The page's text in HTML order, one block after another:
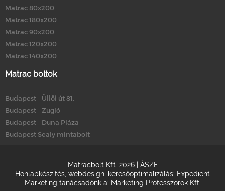
Matrac 80x200
Matrac 180x200
Matrac 90x200
Matrac 120x200
Matrac 140x200
Matrac boltok
Budapest - Üllői út 81.
Budapest - Zugló
Budapest - Duna Pláza
Budapest Sealy mintabolt
Matracbolt Kft. 2026 | ÁSZF
Honlapkészítés webdesign keresőoptimalizálás: Expedient
Marketing tanácsadónk a: Marketing Professzorok Kft.